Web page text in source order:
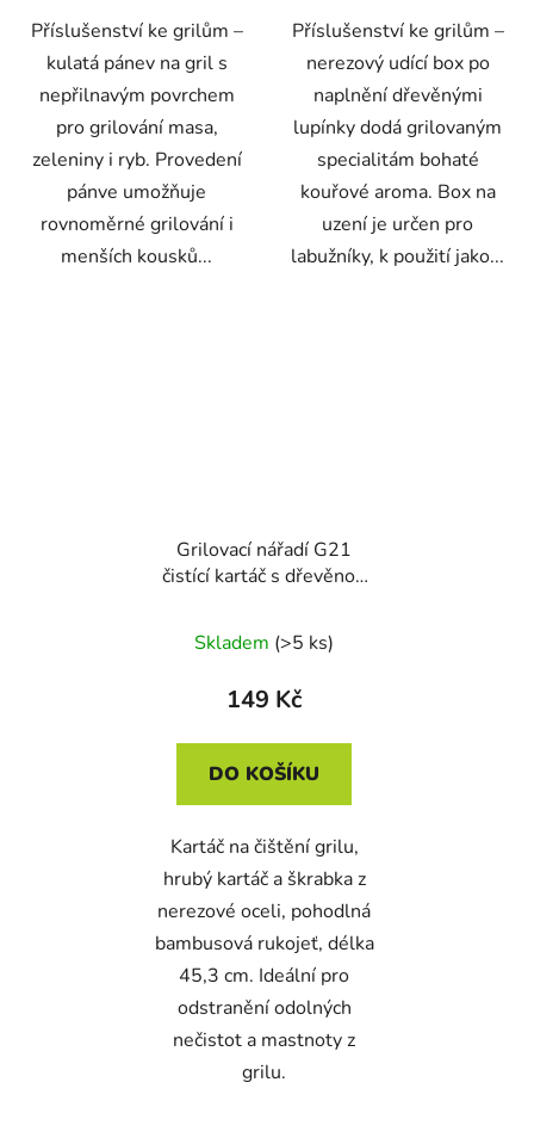
Příslušenství ke grilům –
kulatá pánev na gril s
nepřilnavým povrchem
pro grilování masa,
zeleniny i ryb. Provedení
pánve umožňuje
rovnoměrné grilování i
menších kousků...
Příslušenství ke grilům –
nerezový udící box po
naplnění dřevěnými
lupínky dodá grilovaným
specialitám bohaté
kouřové aroma. Box na
uzení je určen pro
labužníky, k použití jako...
Grilovací nářadí G21
čistící kartáč s dřevěnou
Skladem (>5 ks)
149 Kč
DO KOŠÍKU
Kartáč na čištění grilu,
hrubý kartáč a škrabka z
nerezové oceli, pohodlná
bambusová rukojeť, délka
45,3 cm. Ideální pro
odstranění odolných
nečistot a mastnoty z
grilu.